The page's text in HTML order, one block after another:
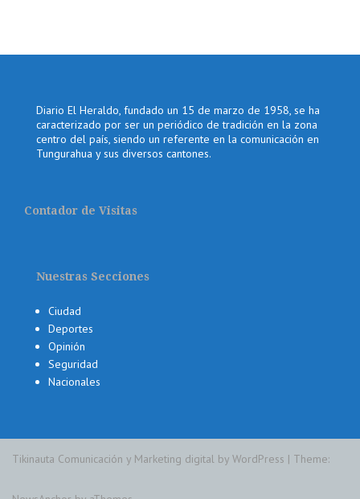
Diario El Heraldo, fundado un 15 de marzo de 1958, se ha
caracterizado por ser un periódico de tradición en la zona
centro del país, siendo un referente en la comunicación en
Tungurahua y sus diversos cantones.
Contador de Visitas
Nuestras Secciones
Ciudad
Deportes
Opinión
Seguridad
Nacionales
Tikinauta Comunicación y Marketing digital by WordPress | Theme: